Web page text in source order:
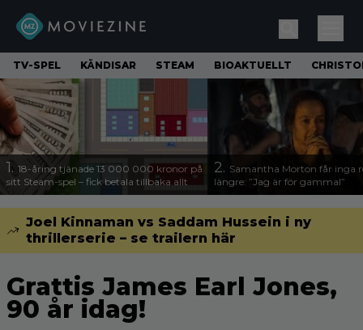
TV-SPEL KÄNDISAR STEAM BIOAKTUELLT
1. 18-åring tjänade 13 000 000 kronor på
sitt Steam-spel – fick betala tillbaka allt
2. Samantha Morton får inga
längre: ”Jag är för gammal”
Joel Kinnaman vs Saddam Hussein i ny
thrillerserie – se trailern här
Grattis James Earl Jones,
90 år idag!